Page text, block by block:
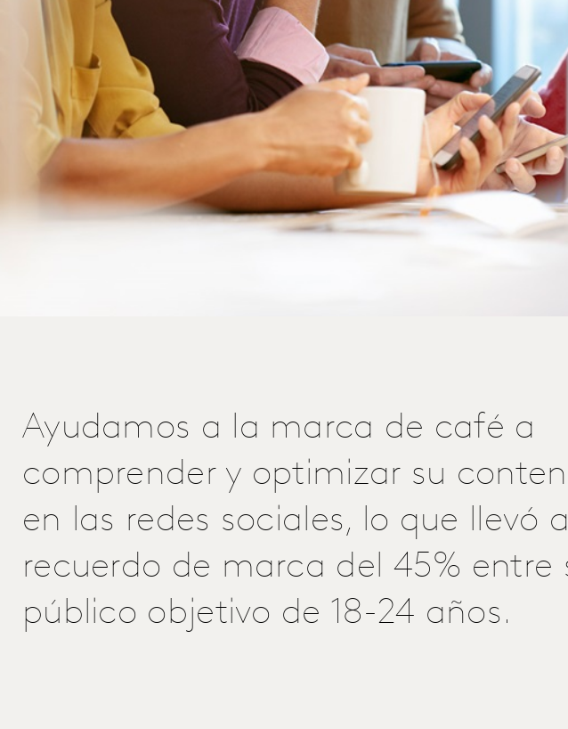
Ayudamos a la marca de café a
comprender y optimizar su
en las redes sociales, lo que llevó
recuerdo de marca del 45% entre
público objetivo de 18-24 años.